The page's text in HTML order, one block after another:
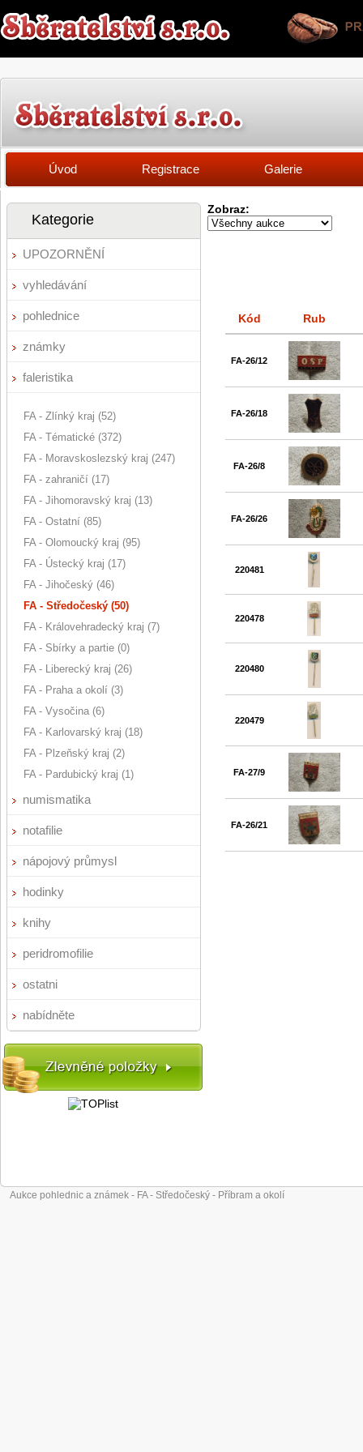
Úvod Registrace Galerie
Kategorie
UPOZORNĚNÍ
vyhledávání
pohlednice
známky
faleristika
FA - Zlínký kraj (52)
FA - Tématické (372)
FA - Moravskoslezský kraj (247)
FA - zahraničí (17)
FA - Jihomoravský kraj (13)
FA - Ostatní (85)
FA - Olomoucký kraj (95)
FA - Ústecký kraj (17)
FA - Jihočeský (46)
FA - Středočeský (50)
FA - Královehradecký kraj (7)
FA - Sbírky a partie (0)
FA - Liberecký kraj (26)
FA - Praha a okolí (3)
FA - Vysočina (6)
FA - Karlovarský kraj (18)
FA - Plzeňský kraj (2)
FA - Pardubický kraj (1)
numismatika
notafilie
nápojový průmysl
hodinky
knihy
peridromofilie
ostatni
nabídněte
Zobraz:
Kód Rub
FA-26/12
FA-26/18
FA-26/8
FA-26/26
220481
220478
220480
220479
FA-27/9
FA-26/21
Aukce pohlednic a známek - FA - Středočeský - Příbram a okolí